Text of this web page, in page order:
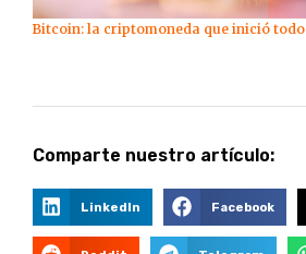
Bitcoin: la criptomoneda que inició todo
Comparte nuestro artículo:
LinkedIn Facebook